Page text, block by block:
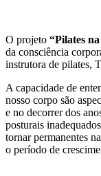
O projeto “Pilates
da consciência
instrutora de pilates,
A capacidade de
nosso corpo são
e no decorrer dos
posturais
tornar permanentes
o período de